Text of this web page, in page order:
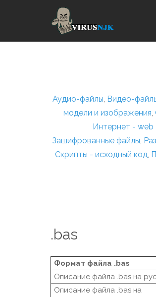
Аудио-файлы, Видео-
модели и изображения,
Интернет - web
Зашифрованные файлы,
Скрипты - исходный код,
.bas
Формат файла .bas
Описание файла .bas на
Описание файла .bas на